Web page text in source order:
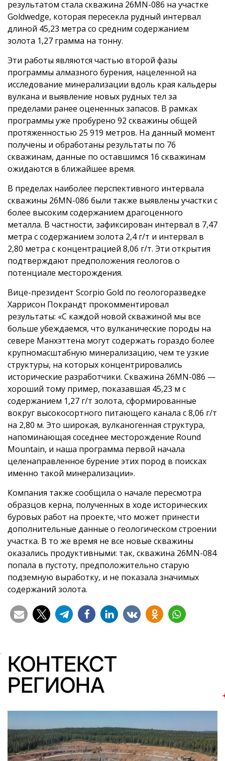
результатом стала скважина 26MN-086 на участке
Goldwedge, которая пересекла рудный интервал
длиной 45,23 метра со средним содержанием
золота 1,27 грамма на тонну.
Эти работы являются частью второй фазы
программы алмазного бурения, нацеленной на
исследование минерализации вдоль края кальдеры
вулкана и выявление новых рудных тел за
пределами ранее оцененных запасов. В рамках
программы уже пробурено 92 скважины общей
протяженностью 25 919 метров. На данный момент
получены и обработаны результаты по 76
скважинам, данные по оставшимся 16 скважинам
ожидаются в ближайшее время.
В пределах наиболее перспективного интервала
скважины 26MN-086 были также выявлены участки с
более высоким содержанием драгоценного
металла. В частности, зафиксирован интервал в 7,47
метра с содержанием золота 2,4 г/т и интервал в
2,80 метра с концентрацией 8,06 г/т. Эти открытия
подтверждают предположения геологов о
потенциале месторождения.
Вице-президент Scorpio Gold по геологоразведке
Харрисон Покрандт прокомментировал
результаты: «С каждой новой скважиной мы все
больше убеждаемся, что вулканические породы на
севере Манхэттена могут содержать гораздо более
крупномасштабную минерализацию, чем те узкие
структуры, на которых концентрировались
исторические разработчики. Скважина 26MN-086 —
хороший тому пример, показавшая 45,23 м с
содержанием 1,27 г/т золота, сформированные
вокруг высокосортного питающего канала с 8,06 г/т
на 2,80 м. Это широкая, вулканогенная структура,
напоминающая соседнее месторождение Round
Mountain, и наша программа первой начала
целенаправленное бурение этих пород в поисках
именно такой минерализации».
Компания также сообщила о начале пересмотра
образцов керна, полученных в ходе исторических
буровых работ на проекте, что может принести
дополнительные данные о геологическом строении
участка. В то же время не все новые скважины
оказались продуктивными: так, скважина 26MN-084
попала в пустоту, предположительно старую
подземную выработку, и не показала значимых
содержаний золота.
КОНТЕКСТ
РЕГИОНА